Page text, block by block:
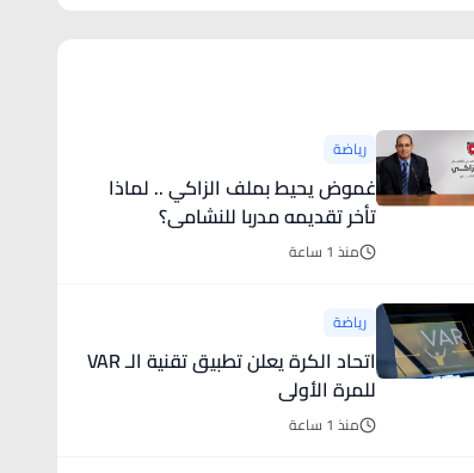
رياضة
غموض يحيط بملف الزاكي .. لماذا
تأخر تقديمه مدربا للنشامى؟
منذ 1 ساعة
رياضة
اتحاد الكرة يعلن تطبيق تقنية الـ VAR
للمرة الأولى
منذ 1 ساعة